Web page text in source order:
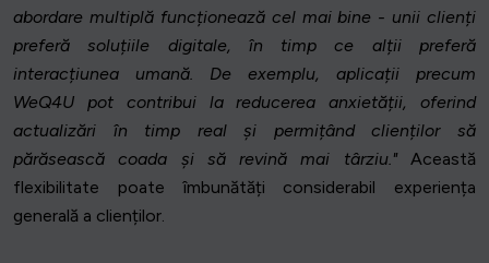
abordare multiplă funcționează cel mai bine - unii clienți
preferă soluțiile digitale, în timp ce alții preferă
interacțiunea umană. De exemplu, aplicații precum
WeQ4U pot contribui la reducerea anxietății, oferind
actualizări în timp real și permițând clienților să
părăsească coada și să revină mai târziu."Această
flexibilitate poate îmbunătăți considerabil experiența
generală a clienților.